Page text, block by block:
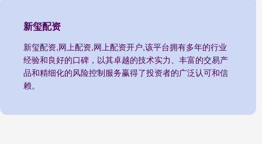
新玺配资
新玺配资,网上配资,网上配资开户,该平台拥有多年的行业
经验和良好的口碑，以其卓越的技术实力、丰富的交易产
品和精细化的风险控制服务赢得了投资者的广泛认可和信
赖。